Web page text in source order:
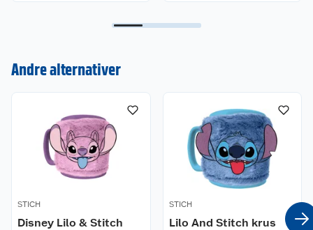
Andre alternativer
STICH
Disney Lilo & Stitch
STICH
Lilo And Stitch krus
Om oss
Våre butikker
Våre merkevarer
Coop kjeder
Kontakt oss
Reklamasjon og garanti
Ofte stilte spørsmål
Betalingsalternativer